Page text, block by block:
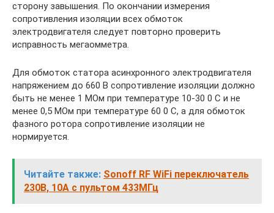
сторону завышения. По окончании измерения
сопротивления изоляции всех обмоток
электродвигателя следует повторно проверить
исправность мегаомметра.
Для обмоток статора асинхронного электродвигателя
напряжением до 660 В сопротивление изоляции должно
быть не менее 1 МОм при температуре 10-30 0 С и не
менее 0,5 МОм при температуре 60 0 С, а для обмоток
фазного ротора сопротивление изоляции не
нормируется.
Читайте также: Sonoff RF WiFi переключатель
230В, 10А с пультом 433МГц